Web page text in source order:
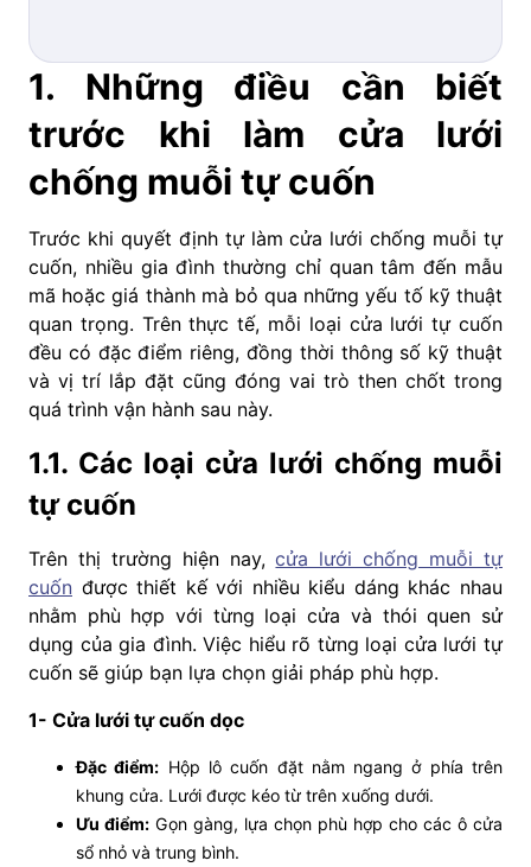
1. Những điều cần biết
trước khi làm cửa lưới
chống muỗi tự cuốn
Trước khi quyết định tự làm cửa lưới chống muỗi tự
cuốn, nhiều gia đình thường chỉ quan tâm đến mẫu
mã hoặc giá thành mà bỏ qua những yếu tố kỹ thuật
quan trọng. Trên thực tế, mỗi loại cửa lưới tự cuốn
đều có đặc điểm riêng, đồng thời thông số kỹ thuật
và vị trí lắp đặt cũng đóng vai trò then chốt trong
quá trình vận hành sau này.
1.1. Các loại cửa lưới chống muỗi
tự cuốn
Trên thị trường hiện nay,cửa lưới chống muỗi tự
cuốn được thiết kế với nhiều kiểu dáng khác nhau
nhằm phù hợp với từng loại cửa và thói quen sử
dụng của gia đình. Việc hiểu rõ từng loại cửa lưới tự
cuốn sẽ giúp bạn lựa chọn giải pháp phù hợp.
1- Cửa lưới tự cuốn dọc
Đặc điểm: Hộp lô cuốn đặt nằm ngang ở phía trên
khung cửa. Lưới được kéo từ trên xuống dưới.
Ưu điểm: Gọn gàng, lựa chọn phù hợp cho các ô cửa
sổ nhỏ và trung bình.